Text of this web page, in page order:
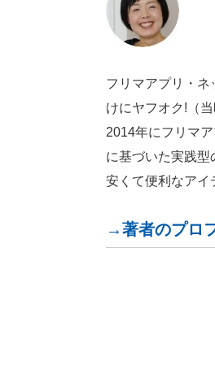
フリマアプリ・
けにヤフオク!（
2014年にフリマ
に基づいた実践型
安くて便利なアイ
→著者のプロ